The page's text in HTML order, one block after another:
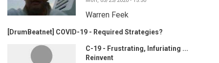
Warren Feek
[DrumBeatnet] COVID-19 - Required Strategies?
C-19 - Frustrating, Infuriating ...
Reinvent